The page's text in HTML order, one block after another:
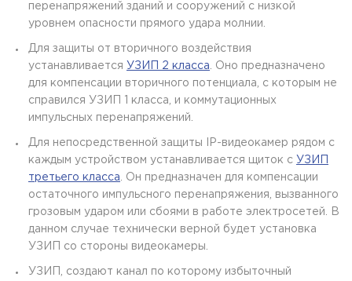
перенапряжений зданий и сооружений с низкой
уровнем опасности прямого удара молнии.
Для защиты от вторичного воздействия
устанавливается УЗИП 2 класса . Оно предназначено
для компенсации вторичного потенциала, с которым не
справился УЗИП 1 класса, и коммутационных
импульсных перенапряжений.
Для непосредственной защиты IP-видеокамер рядом с
каждым устройством устанавливается щиток с УЗИП
третьего класса . Он предназначен для компенсации
остаточного импульсного перенапряжения, вызванного
грозовым ударом или сбоями в работе электросетей. В
данном случае технически верной будет установка
УЗИП со стороны видеокамеры.
УЗИП, создают канал по которому избыточный